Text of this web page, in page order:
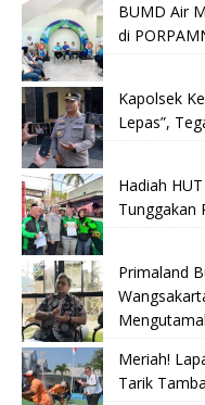
BUMD Air
di
Kapolsek
Lepas”,
Hadiah
Tunggakan
Primaland
Meriah!
Tarik